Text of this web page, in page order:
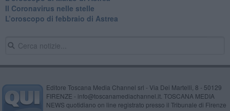
Il Coronavirus nelle stelle
​L’oroscopo di febbraio di Astrea
Editore Toscana Media Channel srl - Via Dei Martelli, 8 - 50129
FIRENZE - info@toscanamediachannel.it. TOSCANA MEDIA
NEWS quotidiano on line registrato presso il Tribunale di Firenze